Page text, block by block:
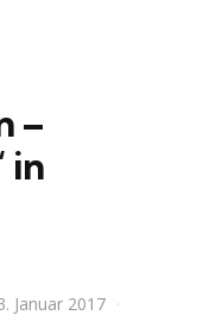
–
in
Januar 2017